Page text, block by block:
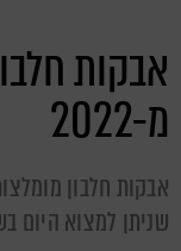
אבקות
מ-2022
אבקות חלבון
שניתן למצוא היום